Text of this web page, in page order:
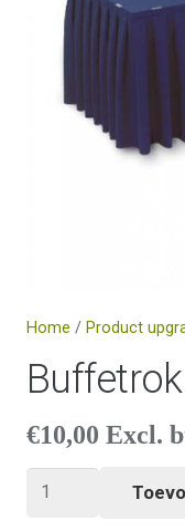
Home / Product
€10,00 Excl.
Buffetrok